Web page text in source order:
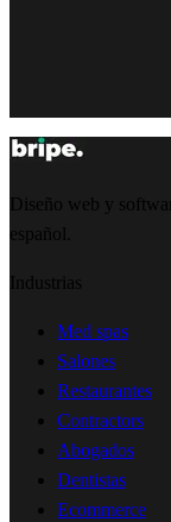
Diseño web y
español.
Industrias
Med spas
Salones
Restaurantes
Contractors
Abogados
Dentistas
Ecommerce